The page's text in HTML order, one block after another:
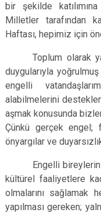
bir şekilde
Milletler tarafından
Haftası, hepimiz için
Toplum olarak
duygularıyla
engelli
alabilmelerini
aşmak konusunda
Çünkü gerçek engel;
önyargılar ve
Engelli
kültürel faaliyetlere
olmalarını sağlamak
yapılması gereken;